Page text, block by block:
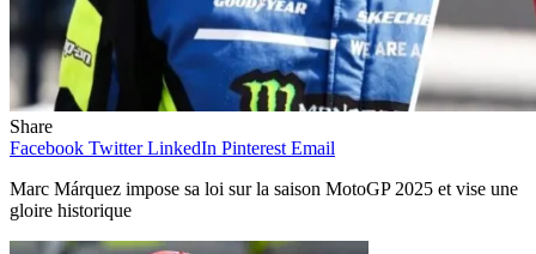
Share
Facebook Twitter LinkedIn Pinterest Email
Marc Márquez impose sa loi sur la saison MotoGP 2025 et vise une
gloire historique